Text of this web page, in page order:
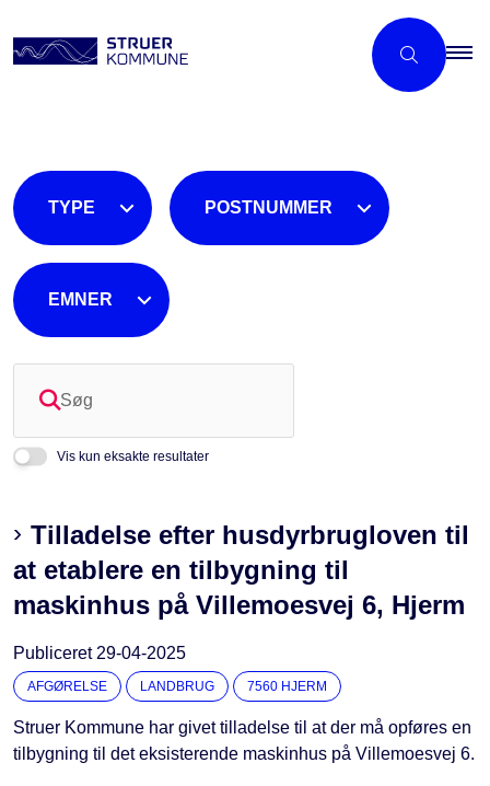
Vis kun eksakte resultater
TYPE POSTNUMMER
EMNER
Tilladelse efter husdyrbrugloven til
at etablere en tilbygning til
maskinhus på Villemoesvej 6, Hjerm
Publiceret 29-04-2025
AFGØRELSE LANDBRUG 7560 HJERM
Struer Kommune har givet tilladelse til at der må opføres en
tilbygning til det eksisterende maskinhus på Villemoesvej 6.